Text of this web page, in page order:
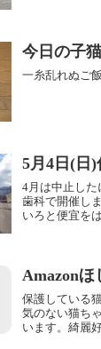
今日の子
一糸乱れぬご
5月4日(日
4月は中止し
歯科で開催し
いろと便宜を
Amazonほ
保護している
気のない猫ち
います。綺麗